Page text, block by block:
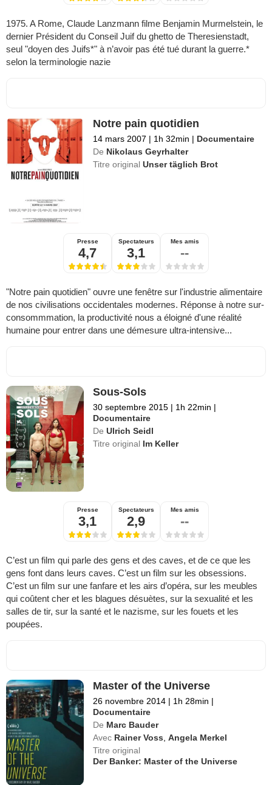
1975. A Rome, Claude Lanzmann filme Benjamin Murmelstein, le
dernier Président du Conseil Juif du ghetto de Theresienstadt,
seul "doyen des Juifs*" à n’avoir pas été tué durant la guerre.*
selon la terminologie nazie
Notre pain quotidien
14 mars 2007 | 1h 32min | Documentaire
De Nikolaus Geyrhalter
Titre originalUnser täglich Brot
Presse
4,7
Spectateurs
3,1
Mes amis
--
"Notre pain quotidien" ouvre une fenêtre sur l'industrie alimentaire
de nos civilisations occidentales modernes. Réponse à notre sur-
consommmation, la productivité nous a éloigné d'une réalité
humaine pour entrer dans une démesure ultra-intensive...
Sous-Sols
30 septembre 2015 | 1h 22min |
Documentaire
De Ulrich Seidl
Titre original Im Keller
Presse
3,1
Spectateurs
2,9
Mes amis
--
C’est un film qui parle des gens et des caves, et de ce que les
gens font dans leurs caves. C’est un film sur les obsessions.
C’est un film sur une fanfare et les airs d’opéra, sur les meubles
qui coûtent cher et les blagues désuètes, sur la sexualité et les
salles de tir, sur la santé et le nazisme, sur les fouets et les
poupées.
Master of the Universe
26 novembre 2014 | 1h 28min |
Documentaire
De Marc Bauder
Avec Rainer Voss,Angela Merkel
Titre original
Der Banker: Master of the Universe